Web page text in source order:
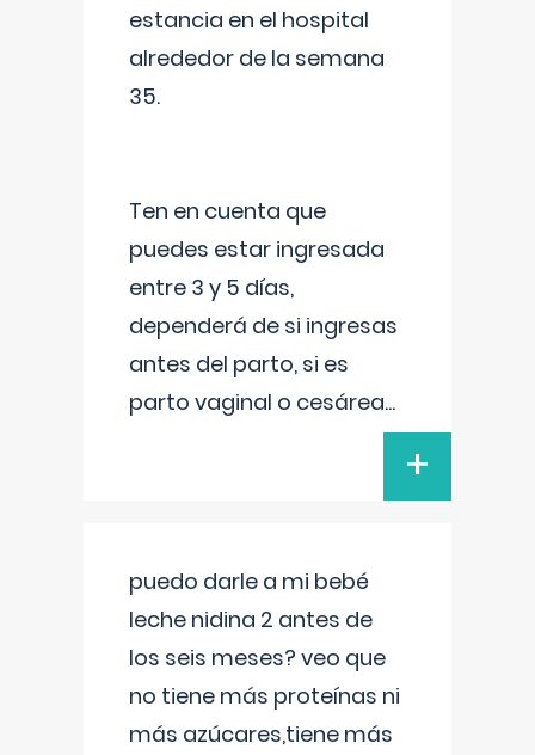
estancia en el hospital
alrededor de la semana
35.
Ten en cuenta que
puedes estar ingresada
entre 3 y 5 días,
dependerá de si ingresas
antes del parto, si es
parto vaginal o cesárea...
+
puedo darle a mi bebé
leche nidina 2 antes de
los seis meses? veo que
no tiene más proteínas ni
más azúcares,tiene más